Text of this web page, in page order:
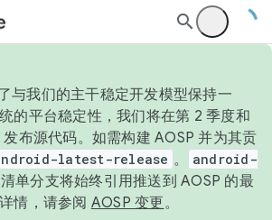
与我们的主干稳定开发模型保持一
的平台稳定性，我们将在第 2 季度和
布源代码。如需构建 AOSP 并为其贡
latest-release 。
android-
清单分支将始终引用推送到 AOSP 的最
情，请参阅 AOSP 变更。